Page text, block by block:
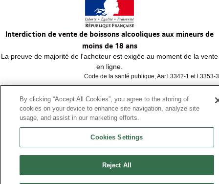
Interdiction de vente de boissons alcooliques aux mineurs de
moins de 18 ans
La preuve de majorité de l'acheteur est exigée au moment de la vente
en ligne.
Code de la santé publique, Aar.l.3342-1 et l.3353-3
© Tous droits réservés
By clicking “Accept All Cookies”, you agree to the storing of
cookies on your device to enhance site navigation, analyze site
usage, and assist in our marketing efforts.
Cookies Settings
Reject All